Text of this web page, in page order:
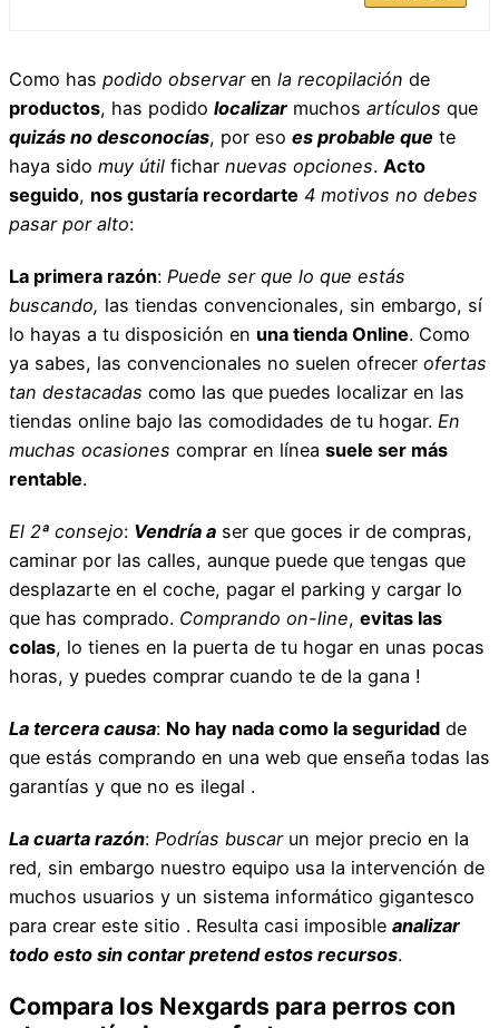
Como has podido observaren la recopilación de
productos, has podido localizar muchos artículos que
quizás no desconocías, por eso es probable que te
haya sido muy útil fichar nuevas opciones. Acto
seguido, nos gustaría recordarte 4 motivos no debes
pasar por alto:
La primera razón: Puede ser que lo que estás
buscando, las tiendas convencionales, sin embargo, sí
lo hayas a tu disposición en una tienda Online. Como
ya sabes, las convencionales no suelen ofrecer ofertas
tan destacadas como las que puedes localizar en las
tiendas online bajo las comodidades de tu hogar. En
muchas ocasiones comprar en línea suele ser más
rentable.
El 2ª consejo: Vendría a ser que goces ir de compras,
caminar por las calles, aunque puede que tengas que
desplazarte en el coche, pagar el parking y cargar lo
que has comprado. Comprando on-line, evitas las
colas, lo tienes en la puerta de tu hogar en unas pocas
horas, y puedes comprar cuando te de la gana !
La tercera causa: No hay nada como la seguridad de
que estás comprando en una web que enseña todas las
garantías y que no es ilegal .
La cuarta razón: Podrías buscarun mejor precio en la
red, sin embargo nuestro equipo usa la intervención de
muchos usuarios y un sistema informático gigantesco
para crear este sitio . Resulta casi imposible analizar
todo esto sin contar pretend estos recursos.
Compara los Nexgards para perros con